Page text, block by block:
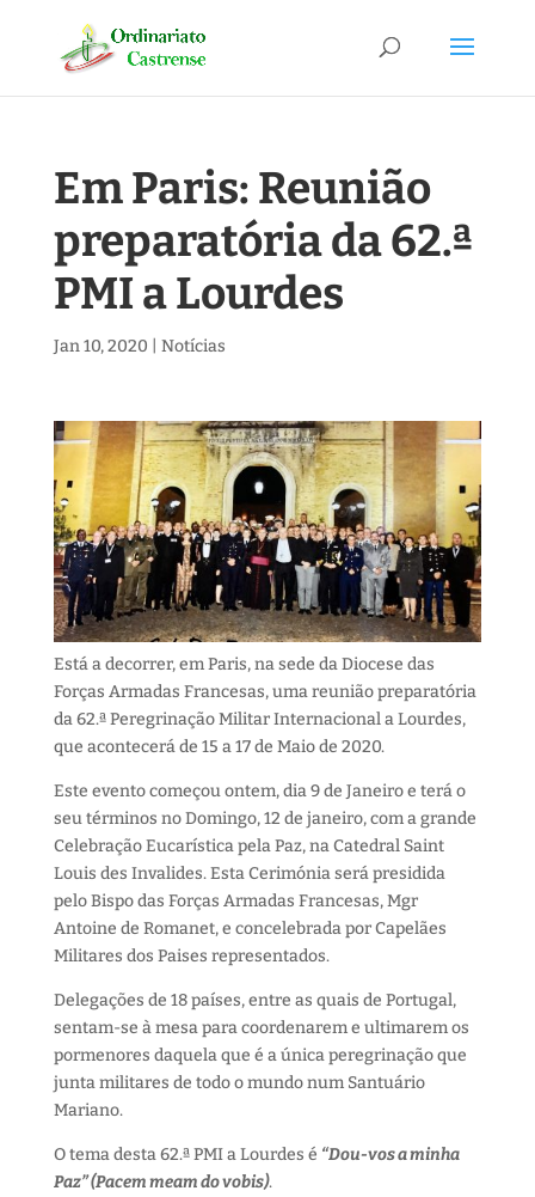
Em Paris: Reunião
preparatória da 62.ª
PMI a Lourdes
Jan 10, 2020 Notícias
Está a decorrer, em Paris, na sede da Diocese das
Forças Armadas Francesas, uma reunião preparatória
da 62.ª Peregrinação Militar Internacional a Lourdes,
que acontecerá de 15 a 17 de Maio de 2020.
Este evento começou ontem, dia 9 de Janeiro e terá o
seu términos no Domingo, 12 de janeiro, com a grande
Celebração Eucarística pela Paz, na Catedral Saint
Louis des Invalides. Esta Cerimónia será presidida
pelo Bispo das Forças Armadas Francesas, Mgr
Antoine de Romanet, e concelebrada por Capelães
Militares dos Paises representados.
Delegações de 18 países, entre as quais de Portugal,
sentam-se à mesa para coordenarem e ultimarem os
pormenores daquela que é a única peregrinação que
junta militares de todo o mundo num Santuário
Mariano.
O tema desta 62.ª PMI a Lourdes é “Dou-vos a minha
Paz” (Pacem meam do vobis).